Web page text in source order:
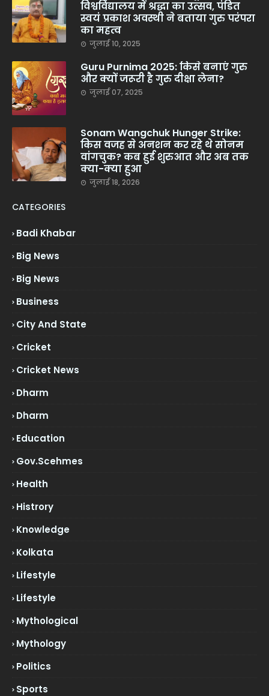
विश्वविद्यालय में श्रद्धा का उत्सव, पंडित
स्वयं प्रकाश अवस्थी ने बताया गुरु परंपरा
का महत्व
जुलाई 10, 2025
Guru Purnima 2025: किसे बनाएं गुरु
और क्यों जरूरी है गुरु दीक्षा लेना?
जुलाई 07, 2025
Sonam Wangchuk Hunger Strike:
किस वजह से अनशन कर रहे थे सोनम
वांगचुक? कब हुई शुरुआत और अब तक
क्या-क्या हुआ
जुलाई 18, 2026
CATEGORIES
Badi Khabar
Big News
Big News
Business
City And State
Cricket
Cricket News
Dharm
Dharm
Education
Gov.scehmes
Health
Histrory
Knowledge
Kolkata
Lifestyle
Lifestyle
Mythological
Mythology
Politics
Sports